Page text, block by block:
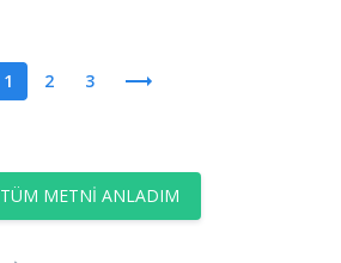
1 2 3
TÜM METNI ANLADIM